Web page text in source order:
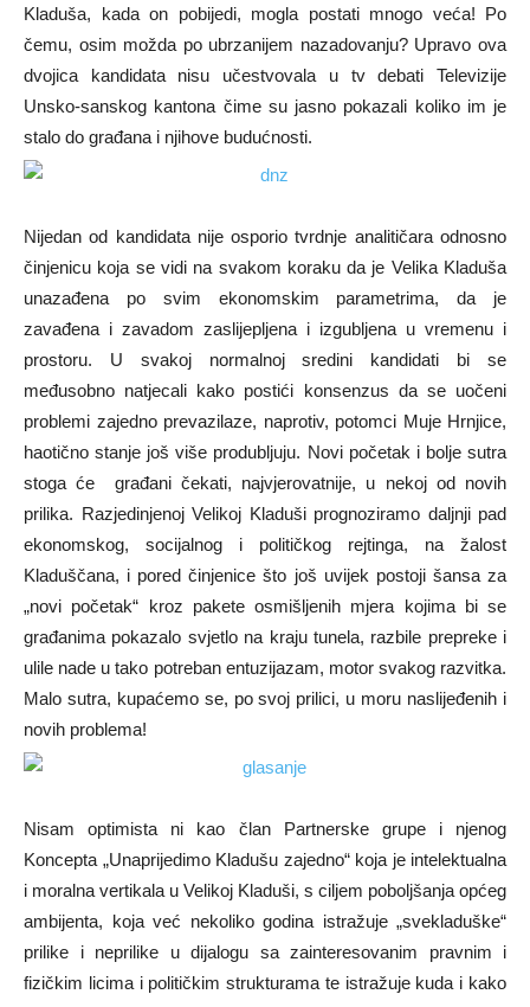
Kladuša, kada on pobijedi, mogla postati mnogo veća! Po
čemu, osim možda po ubrzanijem nazadovanju? Upravo ova
dvojica kandidata nisu učestvovala u tv debati Televizije
Unsko-sanskog kantona čime su jasno pokazali koliko im je
stalo do građana i njihove budućnosti.
Nijedan od kandidata nije osporio tvrdnje analitičara odnosno
činjenicu koja se vidi na svakom koraku da je Velika Kladuša
unazađena po svim ekonomskim parametrima, da je
zavađena i zavadom zaslijepljena i izgubljena u vremenu i
prostoru. U svakoj normalnoj sredini kandidati bi se
međusobno natjecali kako postići konsenzus da se uočeni
problemi zajedno prevazilaze, naprotiv, potomci Muje Hrnjice,
haotično stanje još više produbljuju. Novi početak i bolje sutra
stoga će građani čekati, najvjerovatnije, u nekoj od novih
prilika. Razjedinjenoj Velikoj Kladuši prognoziramo daljnji pad
ekonomskog, socijalnog i političkog rejtinga, na žalost
Kladuščana, i pored činjenice što još uvijek postoji šansa za
„novi početak“ kroz pakete osmišljenih mjera kojima bi se
građanima pokazalo svjetlo na kraju tunela, razbile prepreke i
ulile nade u tako potreban entuzijazam, motor svakog razvitka.
Malo sutra, kupaćemo se, po svoj prilici, u moru naslijeđenih i
novih problema!
Nisam optimista ni kao član Partnerske grupe i njenog
Koncepta „Unaprijedimo Kladušu zajedno“ koja je intelektualna
i moralna vertikala u Velikoj Kladuši, s ciljem poboljšanja općeg
ambijenta, koja već nekoliko godina istražuje „svekladuške“
prilike i neprilike u dijalogu sa zainteresovanim pravnim i
fizičkim licima i političkim strukturama te istražuje kuda i kako